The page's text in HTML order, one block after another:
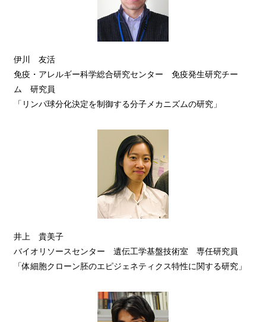
伊川 友活
免疫・アレルギー科学総合研究センター 免疫発生研究チー
ム 研究員
「リンパ球分化決定を制御する分子メカニズムの研究」
井上 貴美子
バイオリソースセンター 遺伝工学基盤技術室 専任研究員
「体細胞クローン胚のエピジェネティクス特性に関する研究」